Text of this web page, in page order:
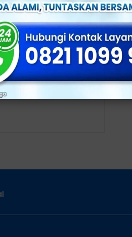
dan Lembap?
Jamur
Jakarta - Kulup yang
penis yang lembap,
tanda dari balanitis